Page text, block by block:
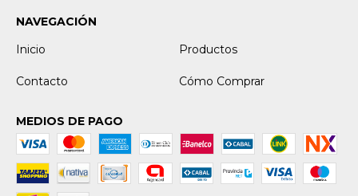
NAVEGACIÓN
Inicio
Productos
Contacto Cómo Comprar
MEDIOS DE PAGO